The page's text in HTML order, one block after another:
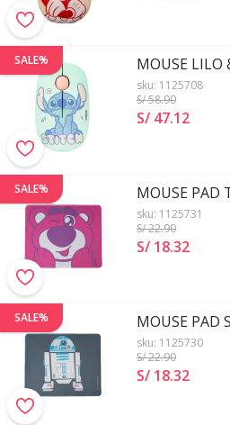
SALE% MOUSE LILO
sku: 1125708
S/ 58.90
S/ 47.12
SALE% MOUSE PAD
sku: 1125731
S/ 22.90
S/ 18.32
SALE% MOUSE PAD
sku: 1125730
S/ 22.90
S/ 18.32